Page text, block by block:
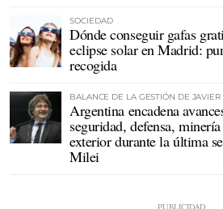
SOCIEDAD
Dónde conseguir gafas
eclipse solar en Madrid:
recogida
BALANCE DE LA GESTIÓN DE JAVIER
Argentina encadena
seguridad, defensa,
exterior durante la última
Milei